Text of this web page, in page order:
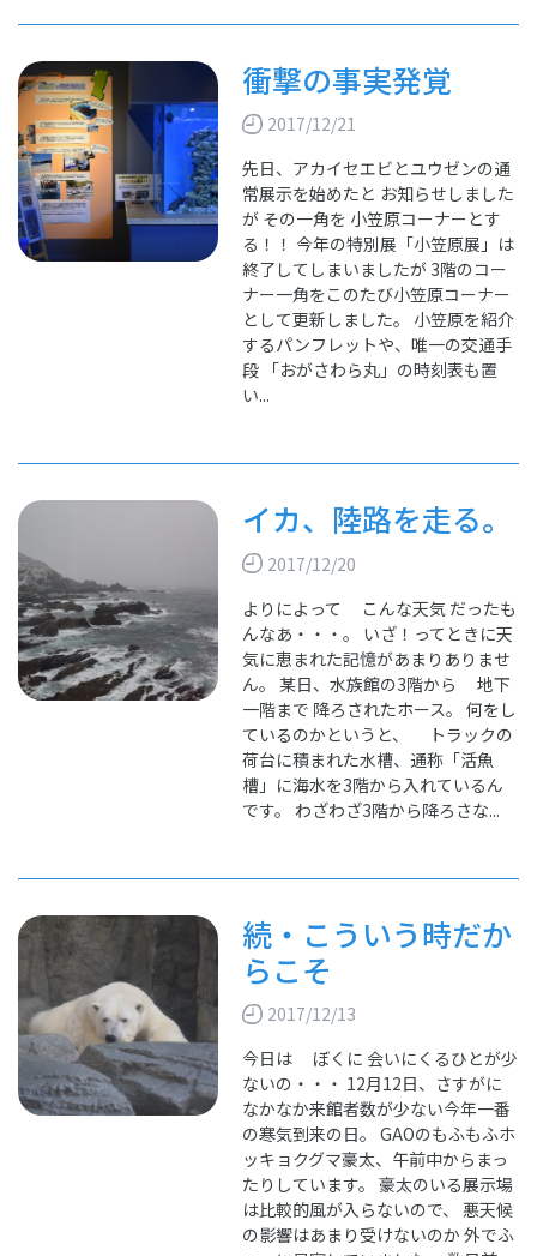
衝撃の事実発覚
2017/12/21
先日、アカイセエビとユウゼンの通
常展示を始めたと お知らせしました
が その一角を 小笠原コーナーとす
る！！ 今年の特別展「小笠原展」は
終了してしまいましたが 3階のコー
ナー一角をこのたび小笠原コーナー
として更新しました。 小笠原を紹介
するパンフレットや、唯一の交通手
段 「おがさわら丸」の時刻表も置
い...
イカ、陸路を走る。
2017/12/20
よりによって こんな天気 だったも
んなあ・・・。 いざ！ってときに天
気に恵まれた記憶があまりありませ
ん。 某日、水族館の3階から 地下
一階まで 降ろされたホース。 何をし
ているのかというと、 トラックの
荷台に積まれた水槽、通称「活魚
槽」に海水を3階から入れているん
です。 わざわざ3階から降ろさな...
続・こういう時だか
らこそ
2017/12/13
今日は ぼくに 会いにくるひとが少
ないの・・・ 12月12日、さすがに
なかなか来館者数が少ない今年一番
の寒気到来の日。 GAOのもふもふホ
ッキョクグマ豪太、午前中からまっ
たりしています。 豪太のいる展示場
は比較的風が入らないので、 悪天候
の影響はあまり受けないのか 外でふ